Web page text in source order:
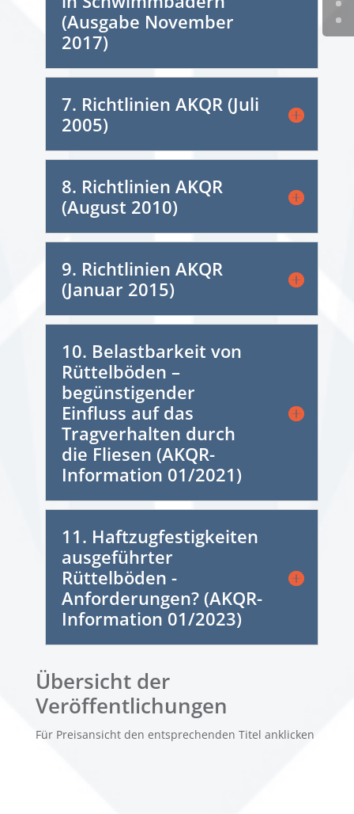
(Ausgabe November
2017)
7. Richtlinien AKQR (Juli
2005)
8. Richtlinien AKQR
(August 2010)
9. Richtlinien AKQR
(Januar 2015)
10. Belastbarkeit von
Rüttelböden –
begünstigender
Einfluss auf das
Tragverhalten durch
die Fliesen (AKQR-
Information 01/2021)
11. Haftzugfestigkeiten
ausgeführter
Rüttelböden -
Anforderungen? (AKQR-
Information 01/2023)
Übersicht der
Veröffentlichungen
Für Preisansicht den entsprechenden Titel anklicken